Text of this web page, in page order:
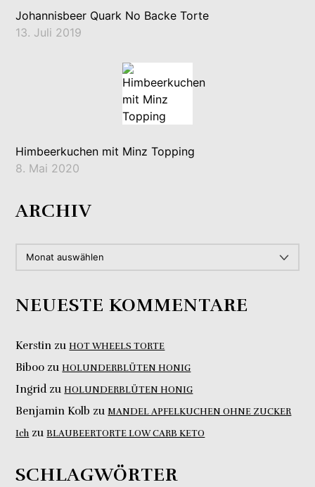
Johannisbeer Quark No Backe Torte
13. Juli 2019
Himbeerkuchen mit Minz Topping
8. Mai 2020
ARCHIV
NEUESTE KOMMENTARE
Kerstin zuHOT WHEELS TORTE
Biboo zuHOLUNDERBLÜTEN HONIG
IngridzuHOLUNDERBLÜTEN HONIG
Benjamin Kolb zuMANDEL APFELKUCHEN OHNE ZUCKER
Ich zuBLAUBEERTORTE LOW CARB KETO
SCHLAGWÖRTER